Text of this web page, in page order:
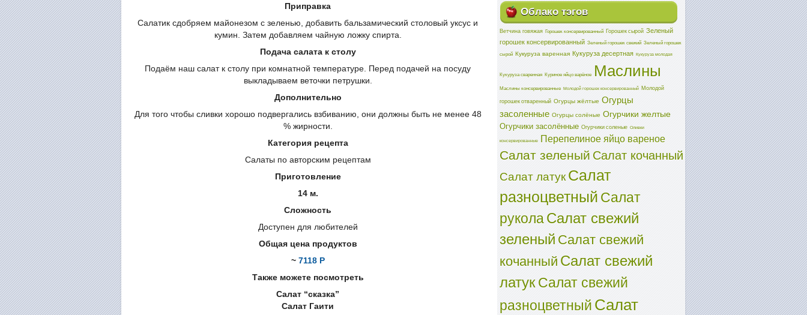
Приправка
Салатик сдобряем майонезом с зеленью, добавить бальзамический столовый уксус и
кумин. Затем добавляем чайную ложку спирта.
Подача салата к столу
Подаём наш салат к столу при комнатной температуре. Перед подачей на посуду
выкладываем веточки петрушки.
Дополнительно
Для того чтобы сливки хорошо подвергались взбиванию, они должны быть не менее 48
% жирности.
Категория рецепта
Салаты по авторским рецептам
Приготовление
14 м.
Сложность
Доступен для любителей
Общая цена продуктов
~ 7118 Р
Также можете посмотреть
Салат “сказка”
Салат Гаити
Облако тэгов
Ветчина говяжая Горошек консервированный Горошек сырой Зеленый
горошек консервированный Зеленый горошек свежий Зеленый горошек
сырой Кукуруза варенная Кукуруза десертная Кукуруза молодая
Кукуруза сваренная Куриное яйцо варёное Маслины
Маслины консервированные Молодой горошек консервированный Молодой
горошек отваренный Огурцы жёлтые Огурцы
засоленные Огурцы солёные Огурчики желтые
Огурчики засолённые Огурчики соленые Оливки
консервированные Перепелиное яйцо вареное
Салат зеленый Салат кочанный
Салат латукСалат
разноцветныйСалат
руколаСалат свежий
зеленыйСалат свежий
кочанныйСалат свежий
латукСалат свежий
разноцветныйСалат